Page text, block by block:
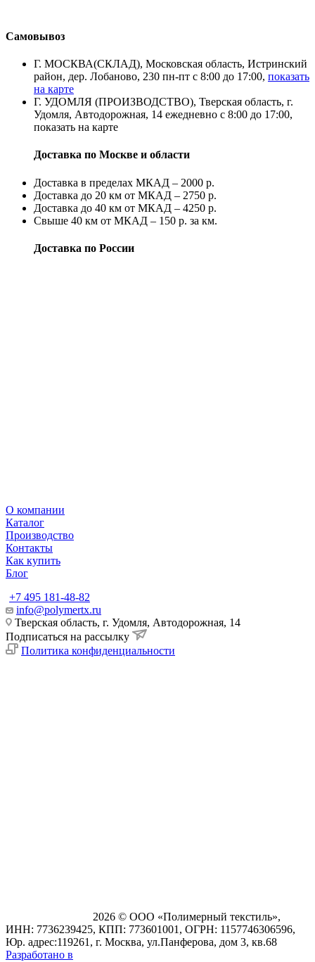
Самовывоз
Г. МОСКВА(СКЛАД), Московская область, Истринский
район, дер. Лобаново, 230 пн-пт с 8:00 до 17:00, показать
на карте
Г. УДОМЛЯ (ПРОИЗВОДСТВО), Тверская область, г.
Удомля, Автодорожная, 14 ежедневно с 8:00 до 17:00,
показать на карте
Доставка по Москве и области
Доставка в пределах МКАД – 2000 р.
Доставка до 20 км от МКАД – 2750 р.
Доставка до 40 км от МКАД – 4250 р.
Свыше 40 км от МКАД – 150 р. за км.
Доставка по России
О компании
Каталог
Производство
Контакты
Как купить
Блог
+7 495 181-48-82
info@polymertx.ru
Тверская область, г. Удомля, Автодорожная, 14
Подписаться на рассылку
Политика конфиденциальности
2026 © ООО «Полимерный текстиль»,
ИНН: 7736239425, КПП: 773601001, ОГРН: 1157746306596,
Юр. адрес:119261, г. Москва, ул.Панферова, дом 3, кв.68
Разработано в